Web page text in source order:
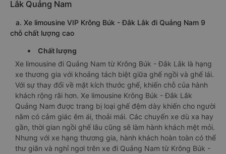
Lắk Quảng Nam
a. Xe limousine VIP Krông Búk - Đắk Lắk đi Quảng Nam 9
chỗ chất lượng cao
Chất lượng
Xe limousine đi Quảng Nam từ Krông Búk - Đắk Lắk là hạng
xe thương gia với khoảng tách biệt giữa ghế ngồi và ghế lái.
Với sự thay đổi về mặt kích thước ghế, khiến chỗ của hành
khách rộng rãi hơn. Xe limousine Krông Búk - Đắk Lắk
Quảng Nam được trang bị loại ghế đệm dày khiến cho người
nằm có cảm giác êm ái, thoải mái. Các chuyến xe dù xa hay
gần, thời gian ngồi ghế lâu cũng sẽ làm hành khách mệt mỏi.
Nhưng với xe hạng thương gia, hành khách hoàn toàn có thể
thư giãn và nghỉ ngơi trên xe đi Quảng Nam từ Krông Búk -